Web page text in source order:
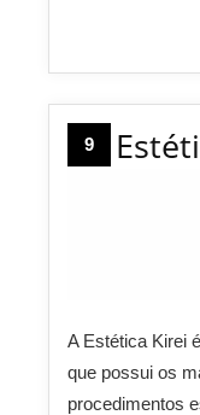
9
A Estética Kirei
que possui os
procedimentos